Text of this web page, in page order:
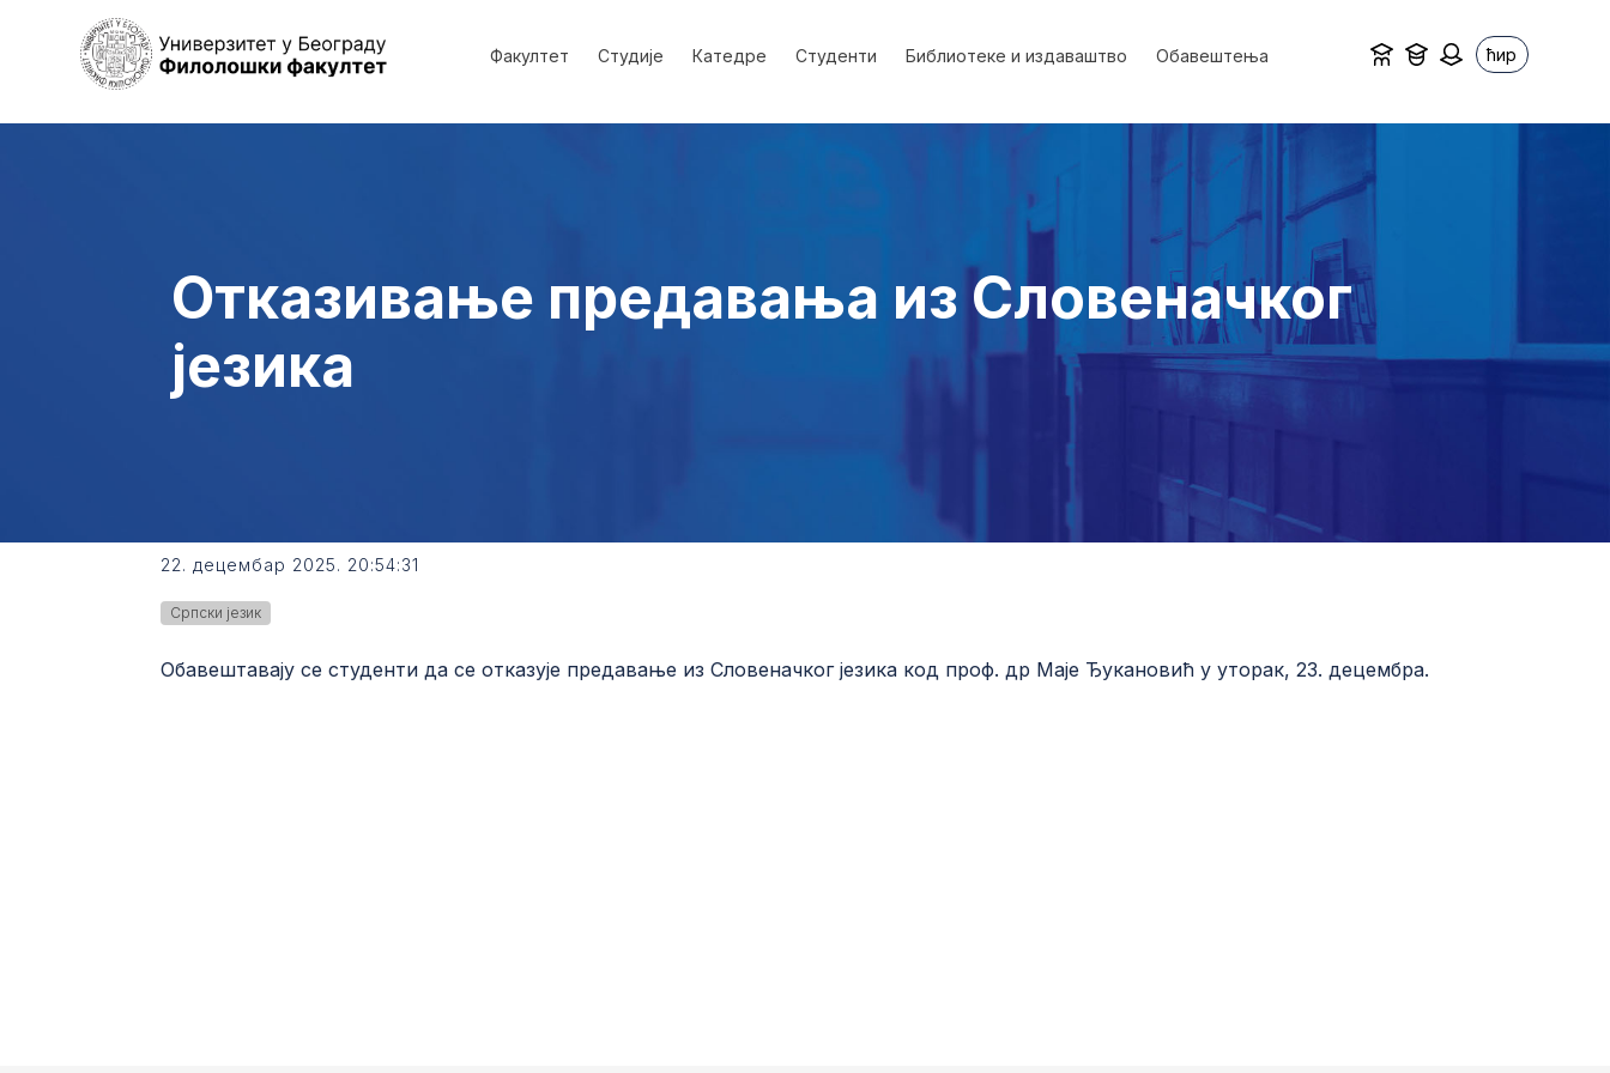
Факултет Студије Катедре Студенти Библиотеке и издаваштво Обавештења ћир
Отказивање предавања из Словеначког
језика
22. децембар 2025. 20:54:31
Српски језик
Обавештавају се студенти да се отказује предавање из Словеначког језика код проф. др Маје Ђукановић у уторак, 23. децембра.